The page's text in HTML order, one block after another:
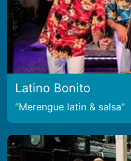
Latino Bonito
Merengue latin & salsa